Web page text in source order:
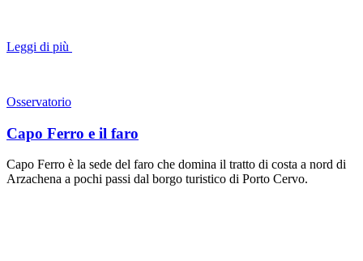
Leggi di più
Osservatorio
Capo Ferro e il faro
Capo Ferro è la sede del faro che domina il tratto di costa a nord di
Arzachena a pochi passi dal borgo turistico di Porto Cervo.